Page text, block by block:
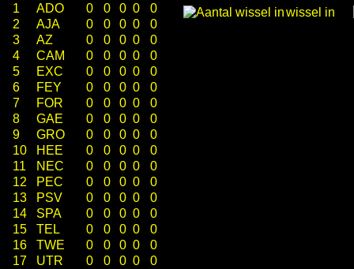
1
ADO 0 0 0 0
0
2
AJA 0 0 0 0
0
3
AZ 0 0 0 0
0
4
CAM 0 0 0 0
0
5
EXC 0 0 0 0
0
6
FEY 0 0 0 0
0
7
FOR 0 0 0 0
0
8
GAE 0 0 0 0
0
9
GRO 0 0 0 0
0
10
HEE 0 0 0 0
0
11
NEC 0 0 0 0
0
12
PEC 0 0 0 0
0
13
PSV 0 0 0 0
0
14
SPA 0 0 0 0
0
15
TEL 0 0 0 0
0
16
TWE 0 0 0 0
0
17
UTR 0 0 0 0
0
wissel in